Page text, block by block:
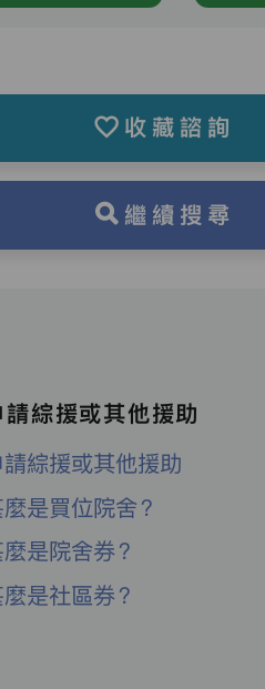
收藏諮詢
繼續搜尋
請綜援或其他援助
請綜援或其他援助
是買位院舍？
是院舍券？
是社區券？